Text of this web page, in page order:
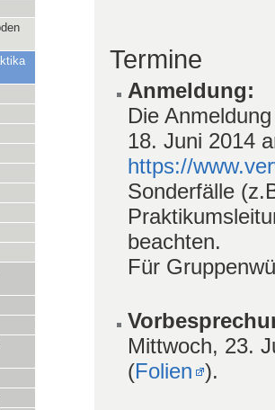
Termine
Anmeldung:
Die
18. Juni 2014
https://
Sonderfälle
beachten.
Für
Mittwoch, 23.
(Folien ).